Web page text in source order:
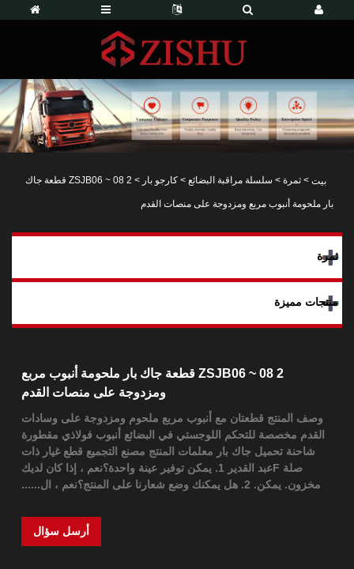
بيت > ثمرة > سلسلة مراقبة البضائع > كارجو بار > ZSJB06 ~ 08 2 قطعة جاك
بار ملحومة أنبوب مربع ومزدوجة على منصات القدم
ثمرة
منتجات مميزة
ZSJB06 ~ 08 2 قطعة جاك بار ملحومة أنبوب مربع
ومزدوجة على منصات القدم
وصف المنتج قطعتان مع أنبوب مربع ملحوم ومزدوجة على وسادات
القدم مخصصة للتحكم اللوجستي في البضائع أنبوب فولاذي مقطورة
شاحنة تحميل جاك بار معلمات المنتج مصنع التجميع قطع غيار ذات
صلة Fعبد القدير 1. يمكن توفير عينة واحدة؟نعم ، إذا كان لديك
مخزون. يمكن. 2. هل يمكنك وضع شعارنا على المنتج؟نعم ، ال......
أرسل سؤال